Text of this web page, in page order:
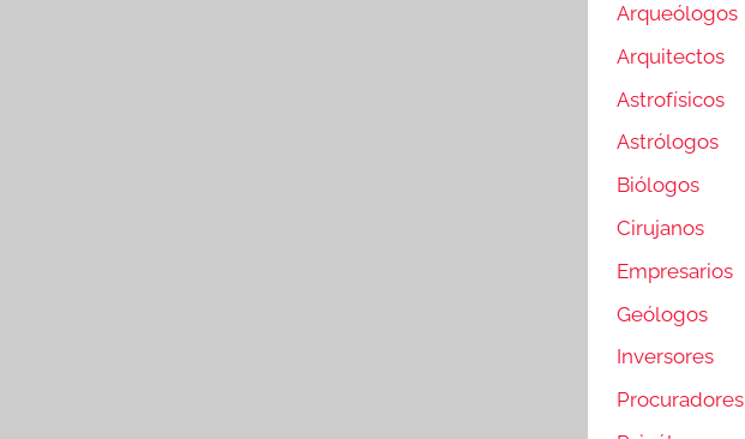
Arqueólogos
Arquitectos
Astrofísicos
Astrólogos
Biólogos
Cirujanos
Empresarios
Geólogos
Inversores
Procuradores